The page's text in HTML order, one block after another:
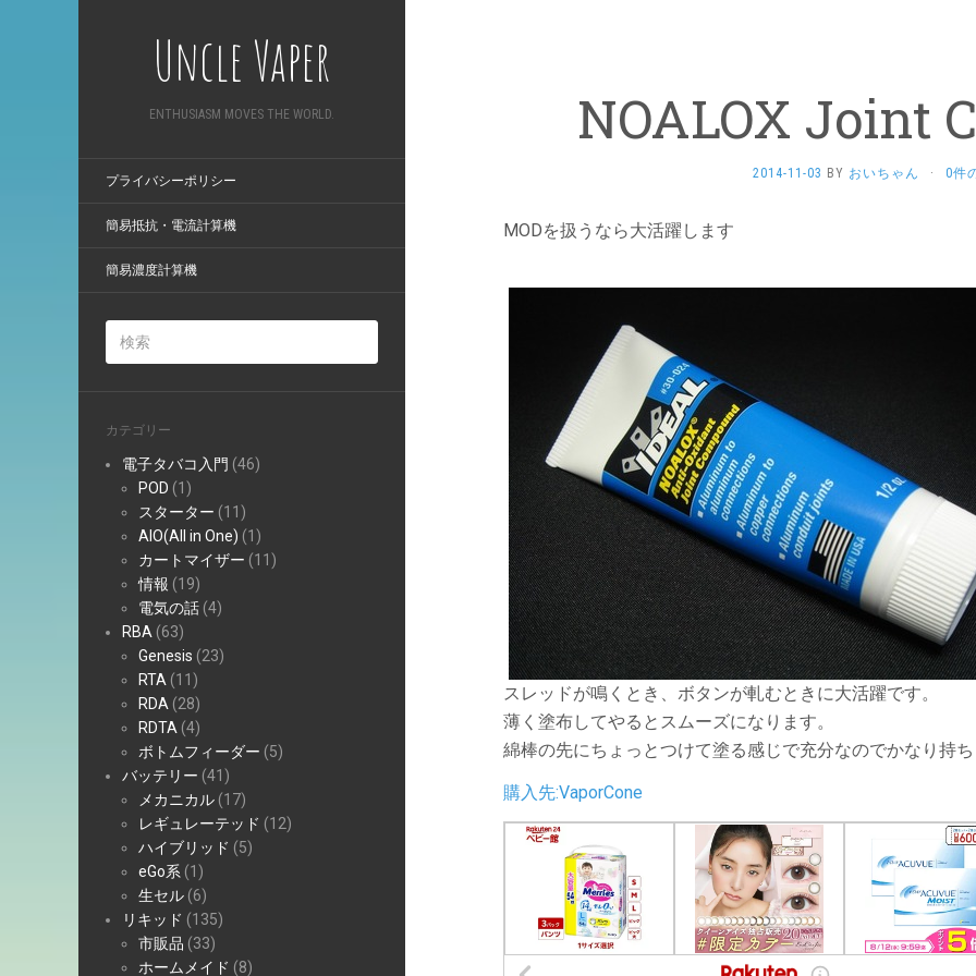
Uncle Vaper
ENTHUSIASM MOVES THE WORLD.
プライバシーポリシー
簡易抵抗・電流計算機
簡易濃度計算機
カテゴリー
電子タバコ入門 (46)
POD (1)
スターター (11)
AIO(All in One) (1)
カートマイザー (11)
情報 (19)
電気の話 (4)
RBA (63)
Genesis (23)
RTA (11)
RDA (28)
RDTA (4)
ボトムフィーダー (5)
バッテリー (41)
メカニカル (17)
レギュレーテッド (12)
ハイブリッド (5)
eGo系 (1)
生セル (6)
リキッド (135)
市販品 (33)
ホームメイド (8)
NOALOX Joint
2014-11-03 BY おいちゃん · 0件
MODを扱うなら大活躍します
スレッドが鳴くとき、ボタンが軋むときに大活躍です。
薄く塗布してやるとスムーズになります。
綿棒の先にちょっとつけて塗る感じで充分なのでかなり持
購入先:VaporCone